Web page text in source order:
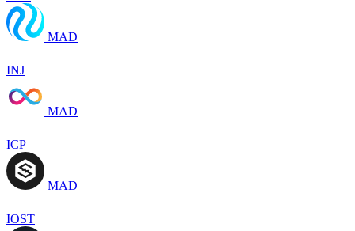
MAD
INJ
MAD
ICP
MAD
IOST